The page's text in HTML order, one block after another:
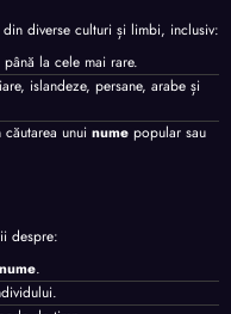
diverse culturi și limbi, inclusiv:
la cele mai rare.
islandeze, persane, arabe și
unui nume popular sau
despre:
nume.